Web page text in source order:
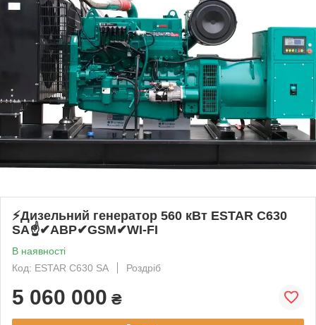
⚡️Дизельний генератор 560 кВт ESTAR C630
SA☝✔АВР✔GSM✔WI-FI
В наявності
Код: ESTAR C630 SA
Роздріб
5 060 000 ₴